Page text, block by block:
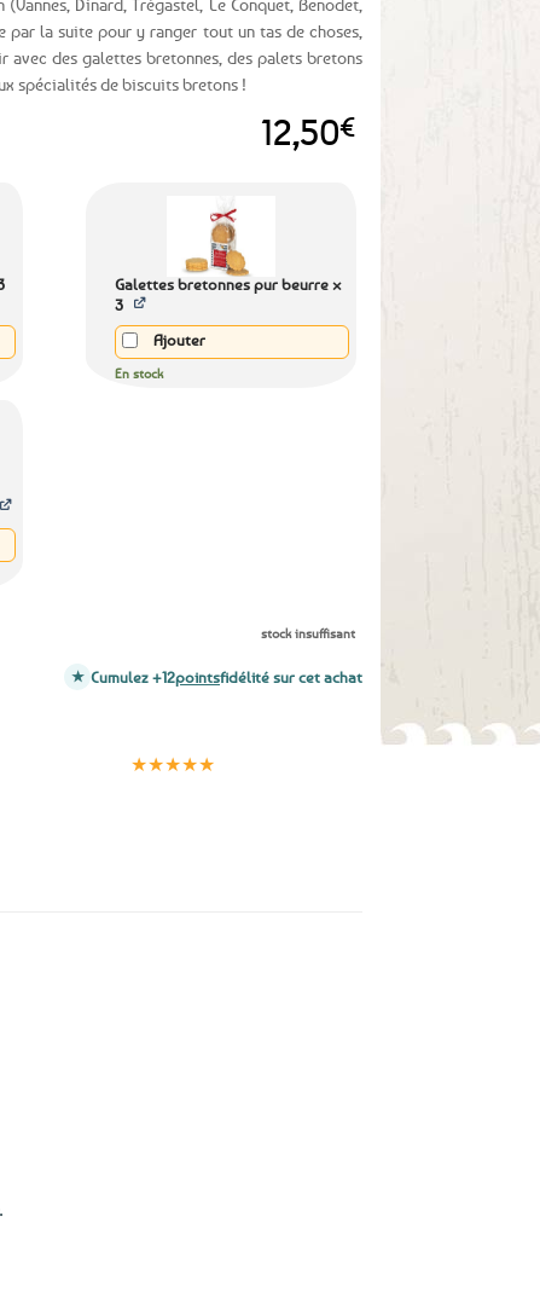
Dinard, Trégastel, Le Conquet, Benodet,
par la suite pour y ranger tout un tas de choses,
avec des galettes bretonnes, des palets bretons
spécialités de biscuits bretons !
12,50€
Galettes bretonnes pur beurre ×
3
Ajouter
En stock
stock insuffisant
Cumulez +12pointsfidélité sur cet achat
★★★★★